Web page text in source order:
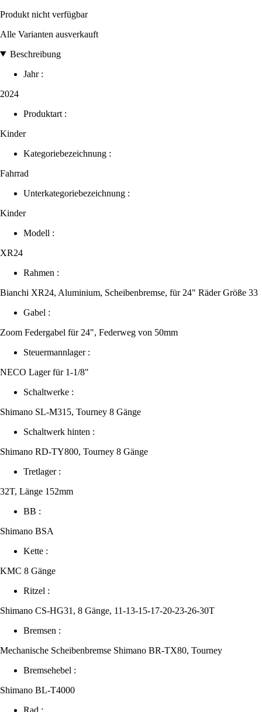
Produkt nicht verfügbar
Alle Varianten ausverkauft
Beschreibung
Jahr :
2024
Produktart :
Kinder
Kategoriebezeichnung :
Fahrrad
Unterkategoriebezeichnung :
Kinder
Modell :
XR24
Rahmen :
Bianchi XR24, Aluminium, Scheibenbremse, für 24" Räder Größe 33
Gabel :
Zoom Federgabel für 24", Federweg von 50mm
Steuermannlager :
NECO Lager für 1-1/8"
Schaltwerke :
Shimano SL-M315, Tourney 8 Gänge
Schaltwerk hinten :
Shimano RD-TY800, Tourney 8 Gänge
Tretlager :
32T, Länge 152mm
BB :
Shimano BSA
Kette :
KMC 8 Gänge
Ritzel :
Shimano CS-HG31, 8 Gänge, 11-13-15-17-20-23-26-30T
Bremsen :
Mechanische Scheibenbremse Shimano BR-TX80, Tourney
Bremsehebel :
Shimano BL-T4000
Rad :